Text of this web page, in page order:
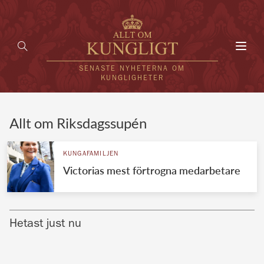
SENASTE NYHETERNA OM
KUNGLIGHETER
UTLÄNDSKT
VÄRLDENS KUNGAHUS
Allt om Riksdagssupén
KUNGAFAMILJEN
Victorias mest förtrogna medarbetare
Hetast just nu